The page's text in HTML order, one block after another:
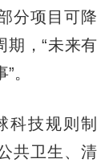
分项目可降
期，“未来有
。
技规则制
共卫生、清